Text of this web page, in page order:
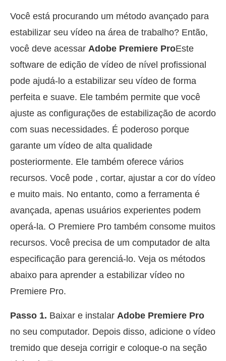
Você está procurando um método avançado para
estabilizar seu vídeo na área de trabalho? Então,
você deve acessar Adobe Premiere ProEste
software de edição de vídeo de nível profissional
pode ajudá-lo a estabilizar seu vídeo de forma
perfeita e suave. Ele também permite que você
ajuste as configurações de estabilização de acordo
com suas necessidades. É poderoso porque
garante um vídeo de alta qualidade
posteriormente. Ele também oferece vários
recursos. Você pode , cortar, ajustar a cor do vídeo
e muito mais. No entanto, como a ferramenta é
avançada, apenas usuários experientes podem
operá-la. O Premiere Pro também consome muitos
recursos. Você precisa de um computador de alta
especificação para gerenciá-lo. Veja os métodos
abaixo para aprender a estabilizar vídeo no
Premiere Pro.
Passo 1. Baixar e instalar Adobe Premiere Pro
no seu computador. Depois disso, adicione o vídeo
tremido que deseja corrigir e coloque-o na seção